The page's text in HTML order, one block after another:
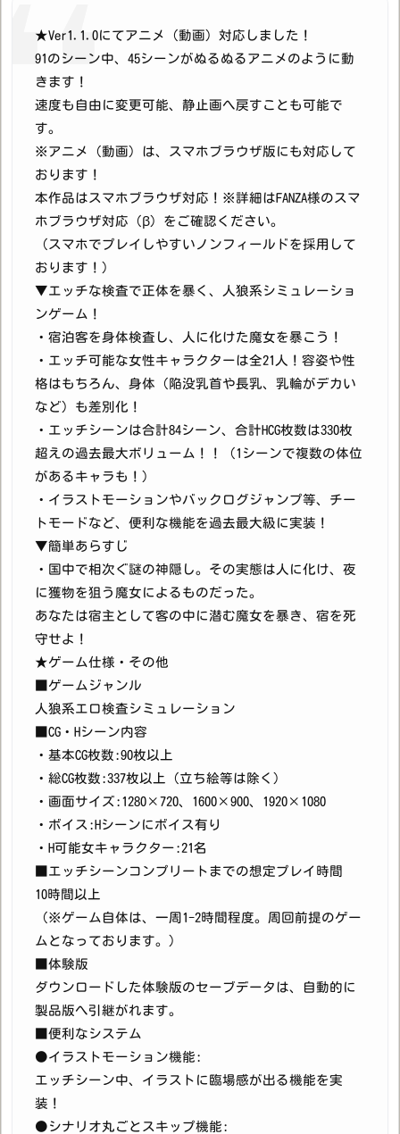
★Ver1.1.0にてアニメ（動画）対応しました！
91のシーン中、45シーンがぬるぬるアニメのように動
きます！
速度も自由に変更可能、静止画へ戻すことも可能で
す。
※アニメ（動画）は、スマホブラウザ版にも対応して
おります！
本作品はスマホブラウザ対応！※詳細はFANZA様のスマ
ホブラウザ対応（β）をご確認ください。
（スマホでプレイしやすいノンフィールドを採用して
おります！）
▼エッチな検査で正体を暴く、人狼系シミュレーショ
ンゲーム！
・宿泊客を身体検査し、人に化けた魔女を暴こう！
・エッチ可能な女性キャラクターは全21人！容姿や性
格はもちろん、身体（陥没乳首や長乳、乳輪がデカい
など）も差別化！
・エッチシーンは合計84シーン、合計HCG枚数は330枚
超えの過去最大ボリューム！！（1シーンで複数の体位
があるキャラも！）
・イラストモーションやバックログジャンプ等、チー
トモードなど、便利な機能を過去最大級に実装！
▼簡単あらすじ
・国中で相次ぐ謎の神隠し。その実態は人に化け、夜
に獲物を狙う魔女によるものだった。
あなたは宿主として客の中に潜む魔女を暴き、宿を死
守せよ！
★ゲーム仕様・その他
■ゲームジャンル
人狼系エロ検査シミュレーション
■CG・Hシーン内容
・基本CG枚数:90枚以上
・総CG枚数:337枚以上（立ち絵等は除く）
・画面サイズ:1280×720、1600×900、1920×1080
・ボイス:Hシーンにボイス有り
・H可能女キャラクター:21名
■エッチシーンコンプリートまでの想定プレイ時間
10時間以上
（※ゲーム自体は、一周1-2時間程度。周回前提のゲー
ムとなっております。）
■体験版
ダウンロードした体験版のセーブデータは、自動的に
製品版へ引継がれます。
■便利なシステム
●イラストモーション機能:
エッチシーン中、イラストに臨場感が出る機能を実
装！
●シナリオ丸ごとスキップ機能: